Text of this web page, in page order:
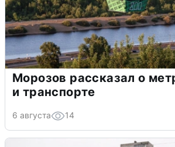
Морозов рассказал о
и транспорте
6 августа 14